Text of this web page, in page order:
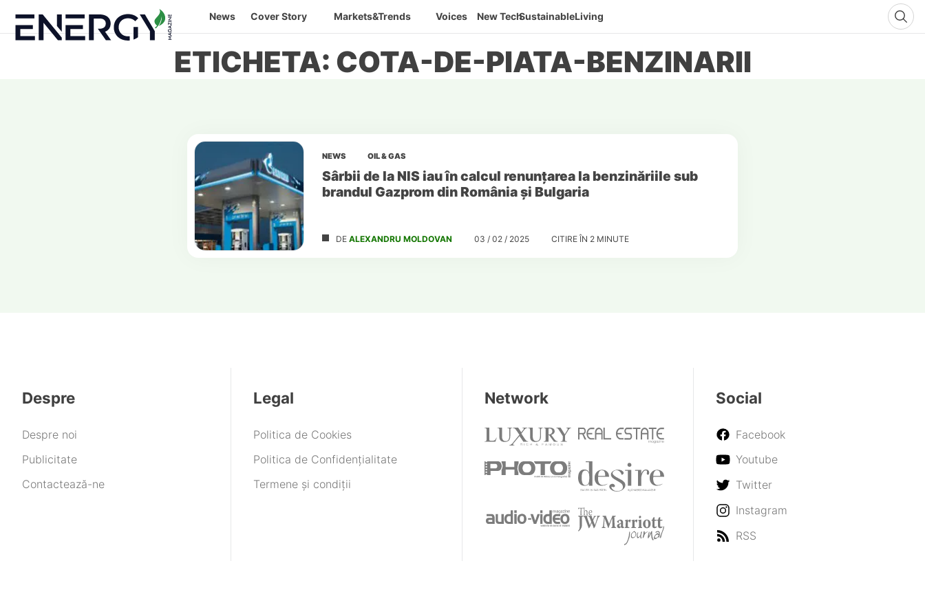
content
News Cover Story Markets&Trends Voices New TechSustainableLiving
ETICHETA: COTA-DE-PIATA-BENZINARII
NEWS OIL & GAS
Sârbii de la NIS iau în calcul renunțarea la benzinăriile sub
brandul Gazprom din România și Bulgaria
DE ALEXANDRU MOLDOVAN 03 / 02 / 2025 CITIRE ÎN 2 MINUTE
Despre
Despre noi
Publicitate
Contactează-ne
Legal
Politica de Cookies
Politica de Confidențialitate
Termene și condiții
Network Social
Facebook
Youtube
Twitter
Instagram
RSS